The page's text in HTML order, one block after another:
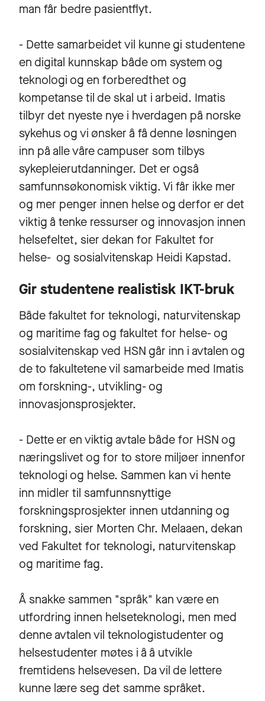
man får bedre pasientflyt.
- Dette samarbeidet vil kunne gi studentene
en digital kunnskap både om system og
teknologi og en forberedthet og
kompetanse til de skal ut i arbeid. Imatis
tilbyr det nyeste nye i hverdagen på norske
sykehus og vi ønsker å få denne løsningen
inn på alle våre campuser som tilbys
sykepleierutdanninger. Det er også
samfunnsøkonomisk viktig. Vi får ikke mer
og mer penger innen helse og derfor er det
viktig å tenke ressurser og innovasjon innen
helsefeltet, sier dekan for Fakultet for
helse- og sosialvitenskap Heidi Kapstad.
Gir studentene realistisk IKT-bruk
Både fakultet for teknologi, naturvitenskap
og maritime fag og fakultet for helse- og
sosialvitenskap ved HSN går inn i avtalen og
de to fakultetene vil samarbeide med Imatis
om forskning-, utvikling- og
innovasjonsprosjekter.
- Dette er en viktig avtale både for HSN og
næringslivet og for to store miljøer innenfor
teknologi og helse. Sammen kan vi hente
inn midler til samfunnsnyttige
forskningsprosjekter innen utdanning og
forskning, sier Morten Chr. Melaaen, dekan
ved Fakultet for teknologi, naturvitenskap
og maritime fag.
Å snakke sammen "språk" kan være en
utfordring innen helseteknologi, men med
denne avtalen vil teknologistudenter og
helsestudenter møtes i å å utvikle
fremtidens helsevesen. Da vil de lettere
kunne lære seg det samme språket.